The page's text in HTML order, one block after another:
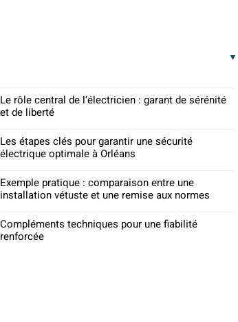
Le rôle central de l’électricien : garant de sérénité
et de liberté
Les étapes clés pour garantir une sécurité
électrique optimale à Orléans
Exemple pratique : comparaison entre une
installation vétuste et une remise aux normes
Compléments techniques pour une fiabilité
renforcée